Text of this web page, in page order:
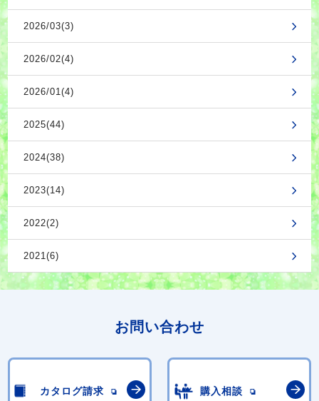
2026/03(3)
2026/02(4)
2026/01(4)
2025(44)
2024(38)
2023(14)
2022(2)
2021(6)
お問い合わせ
カタログ請求 購入相談